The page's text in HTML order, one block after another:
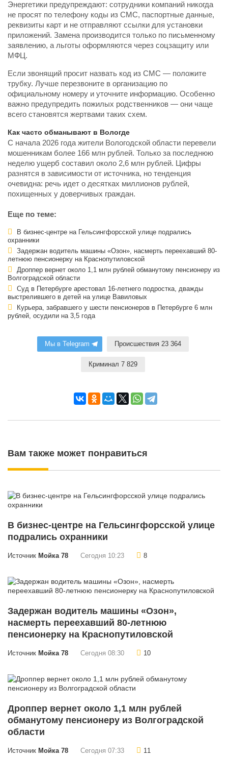
Энергетики предупреждают: сотрудники компаний никогда
не просят по телефону коды из СМС, паспортные данные,
реквизиты карт и не отправляют ссылки для установки
приложений. Замена производится только по письменному
заявлению, а льготы оформляются через соцзащиту или
МФЦ.
Если звонящий просит назвать код из СМС — положите
трубку. Лучше перезвоните в организацию по
официальному номеру и уточните информацию. Особенно
важно предупредить пожилых родственников — они чаще
всего становятся жертвами таких схем.
Как часто обманывают в Вологде
С начала 2026 года жители Вологодской области перевели
мошенникам более 166 млн рублей. Только за последнюю
неделю ущерб составил около 2,6 млн рублей. Цифры
разнятся в зависимости от источника, но тенденция
очевидна: речь идет о десятках миллионов рублей,
похищенных у доверчивых граждан.
Еще по теме:
В бизнес-центре на Гельсингфорсской улице подрались
охранники
Задержан водитель машины «Озон», насмерть переехавший 80-
летнюю пенсионерку на Краснопутиловской
Дроппер вернет около 1,1 млн рублей обманутому пенсионеру из
Волгоградской области
Суд в Петербурге арестовал 16-летнего подростка, дважды
выстрелившего в детей на улице Вавиловых
Курьера, забравшего у шести пенсионеров в Петербурге 6 млн
рублей, осудили на 3,5 года
Мы в Telegram Происшествия 23 364
Криминал 7 829
Вам также может понравиться
В бизнес-центре на Гельсингфорсской улице
подрались охранники
Источник Мойка 78 Сегодня 10:23 8
Задержан водитель машины «Озон»,
насмерть переехавший 80-летнюю
пенсионерку на Краснопутиловской
Источник Мойка 78 Сегодня 08:30 10
Дроппер вернет около 1,1 млн рублей
обманутому пенсионеру из Волгоградской
области
Источник Мойка 78 Сегодня 07:33 11